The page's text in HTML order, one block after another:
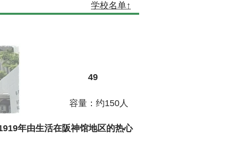
​学校名单↑
​49
容量：约150人
年由生活在阪神馆地区的热心